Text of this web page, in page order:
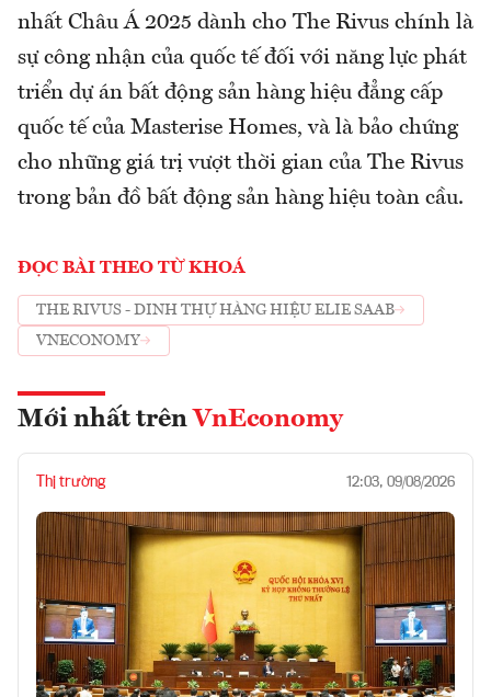
nhất Châu Á 2025 dành cho The Rivus chính là
sự công nhận của quốc tế đối với năng lực phát
triển dự án bất động sản hàng hiệu đẳng cấp
quốc tế của Masterise Homes, và là bảo chứng
cho những giá trị vượt thời gian của The Rivus
trong bản đồ bất động sản hàng hiệu toàn cầu.
ĐỌC BÀI THEO TỪ KHOÁ
THE RIVUS - DINH THỰ HÀNG HIỆU ELIE SAAB
VNECONOMY
Mới nhất trên VnEconomy
Thị trường 12:03, 09/08/2026